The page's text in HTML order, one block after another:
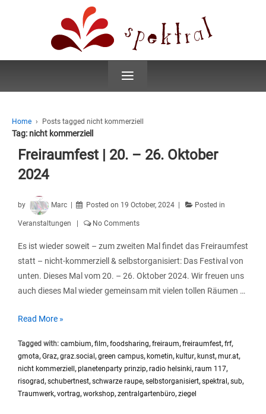
≡
Home › Posts tagged nicht kommerziell
Tag: nicht kommerziell
Freiraumfest | 20. – 26. Oktober
2024
by Marc Posted on 19 October, 2024 Posted in
Veranstaltungen No Comments
Es ist wieder soweit – zum zweiten Mal findet das Freiraumfest
statt – nicht-kommerziell & selbstorganisiert: Das Festival von
unten. Dieses Mal vom 20. – 26. Oktober 2024. Wir freuen uns
auch dieses Mal wieder gemeinsam mit vielen tollen Räumen …
Freiraumfest
20.
–
26.
Oktober
Read More »
Tagged with: cambium,film,foodsharing,freiraum,freiraumfest,frf,
gmota,Graz,graz.social ,green campus, kometin, kultur, kunst,mur.at,
nicht kommerziell ,planetenparty prinzip,radio helsinki,raum 117,
risograd,schubertnest,schwarze raupe,selbstorganisiert,spektral ,sub,
Traumwerk,vortrag,workshop,zentralgartenbüro,ziegel